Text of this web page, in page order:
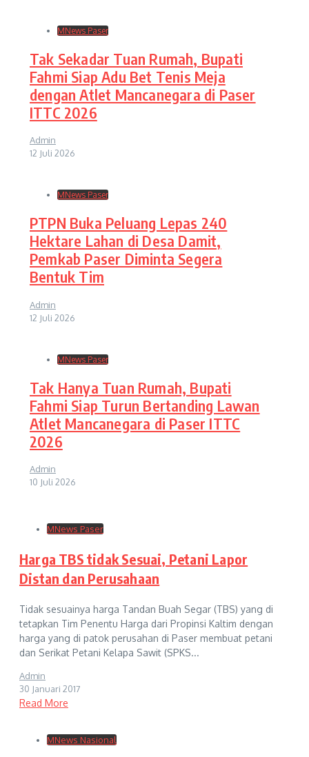
MNews Paser
Tak Sekadar Tuan Rumah, Bupati
Fahmi Siap Adu Bet Tenis Meja
dengan Atlet Mancanegara di Paser
ITTC 2026
Admin
12 Juli 2026
MNews Paser
PTPN Buka Peluang Lepas 240
Hektare Lahan di Desa Damit,
Pemkab Paser Diminta Segera
Bentuk Tim
Admin
12 Juli 2026
MNews Paser
Tak Hanya Tuan Rumah, Bupati
Fahmi Siap Turun Bertanding Lawan
Atlet Mancanegara di Paser ITTC
2026
Admin
10 Juli 2026
MNews Paser
Harga TBS tidak Sesuai, Petani Lapor
Distan dan Perusahaan
Tidak sesuainya harga Tandan Buah Segar (TBS) yang di
tetapkan Tim Penentu Harga dari Propinsi Kaltim dengan
harga yang di patok perusahan di Paser membuat petani
dan Serikat Petani Kelapa Sawit (SPKS...
Admin
30 Januari 2017
Read More
MNews Nasional